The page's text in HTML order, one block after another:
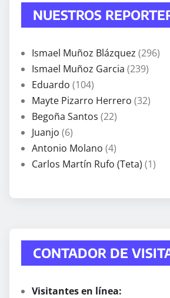
NUESTROS
Ismael Muñoz Blázquez (296)
Ismael Muñoz Garcia (239)
Eduardo (104)
Mayte Pizarro Herrero (32)
Begoña Santos (22)
Juanjo (6)
Antonio Molano (4)
Carlos Martín Rufo (Teta) (1)
CONTADOR DE
Visitantes en línea: